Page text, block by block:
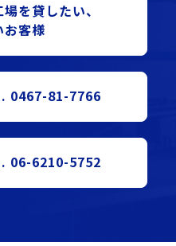
を貸したい、
お客様
0467-81-7766
06-6210-5752